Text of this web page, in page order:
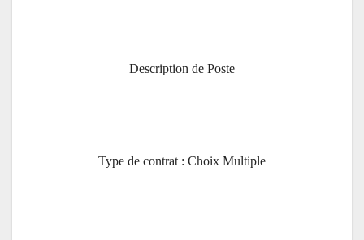
Description de Poste
Type de contrat : Choix Multiple